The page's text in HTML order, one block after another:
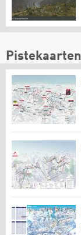
Pistekaarten